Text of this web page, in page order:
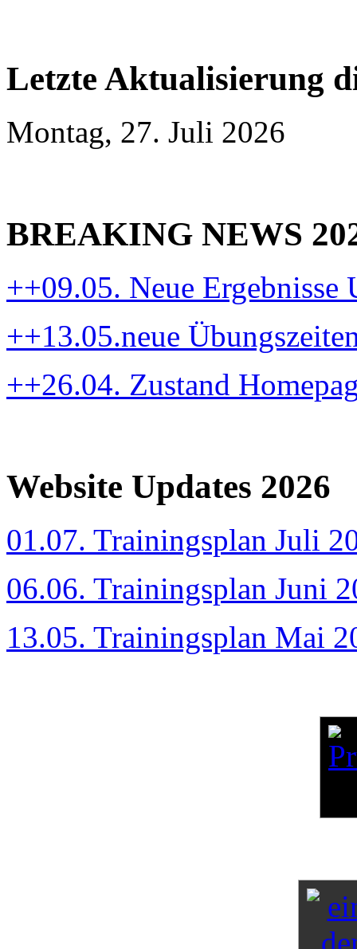
Letzte Aktualisierung
Montag, 27. Juli 2026
BREAKING NEWS
++09.05. Neue Ergebnisse
++13.05.neue
++26.04. Zustand
Website Updates 2026
01.07. Trainingsplan Juli
06.06. Trainingsplan Juni
13.05. Trainingsplan Mai